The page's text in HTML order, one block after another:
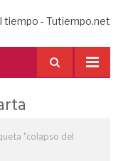
tiempo - Tutiempo.net
"colapso del